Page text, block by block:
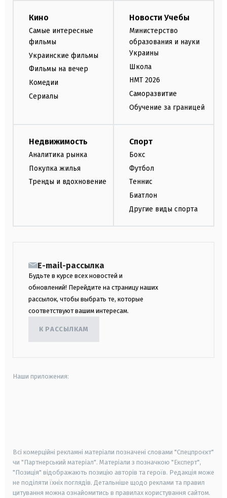
Кино
Самые интересные
фильмы
Украинские фильмы
Фильмы на вечер
Комедии
Сериалы
Новости Учебы
Министерство
образования и науки
Украины
Школа
НМТ 2026
Саморазвитие
Обучение за границей
Недвижимость
Аналитика рынка
Покупка жилья
Тренды и вдохновение
Спорт
Бокс
Футбол
Теннис
Биатлон
Другие виды спорта
E-mail-рассылка
Будьте в курсе всех новостей и
обновлений! Перейдите на страницу наших
рассылок, чтобы выбрать те, которые
соответствуют вашим интересам.
К РАССЫЛКАМ
Наши приложения:
Всі комерційні рекламні матеріали позначені словами "Спецпроєкт"
чи "Партнерський матеріал". Матеріали з позначкою "Експерт",
"Позиція" відображають позицію авторів та героїв. Редакція може
не поділяти їхніх поглядів. Детальніше щодо реклами та правил
цитування можна ознайомитись в правилах користування сайтом.